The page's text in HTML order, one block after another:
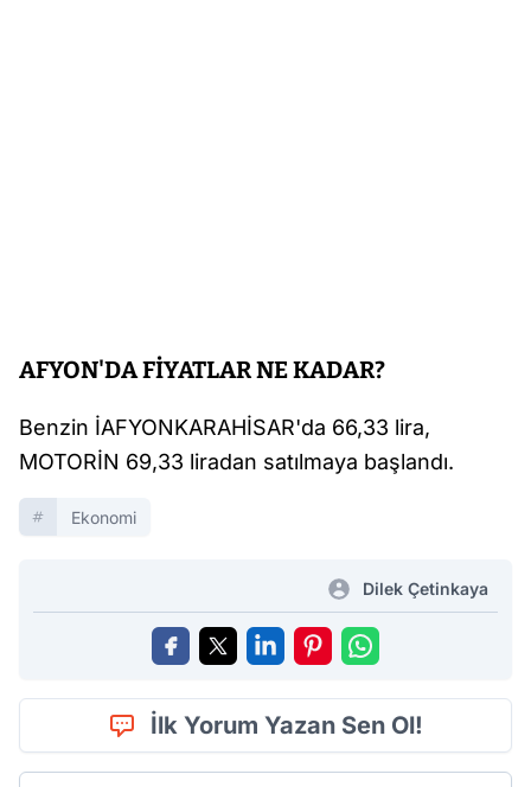
AFYON'DA FİYATLAR NE KADAR?
Benzin İAFYONKARAHİSAR'da 66,33 lira,
MOTORİN 69,33 liradan satılmaya başlandı.
Ekonomi
Dilek Çetinkaya
İlk Yorum Yazan Sen Ol!